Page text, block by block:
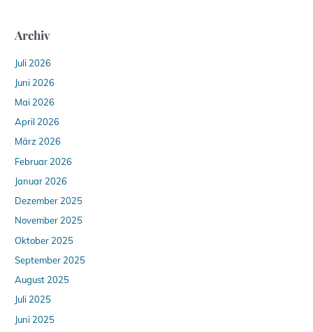
Archiv
Juli 2026
Juni 2026
Mai 2026
April 2026
März 2026
Februar 2026
Januar 2026
Dezember 2025
November 2025
Oktober 2025
September 2025
August 2025
Juli 2025
Juni 2025